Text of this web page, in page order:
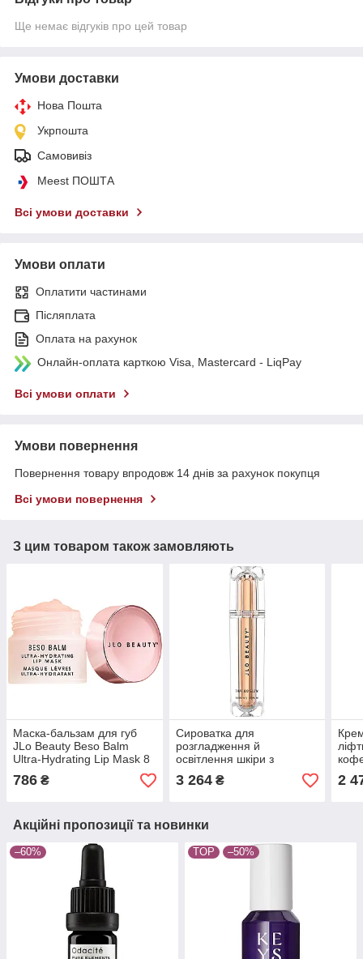
Ще немає відгуків про цей товар
Умови доставки
Нова Пошта
Укрпошта
Самовивіз
Meest ПОШТА
Всі умови доставки
Умови оплати
Оплатити частинами
Післяплата
Оплата на рахунок
Онлайн-оплата карткою Visa, Mastercard - LiqPay
Всі умови оплати
Умови повернення
Повернення товару впродовж 14 днів за рахунок покупця
Всі умови повернення
З цим товаром також замовляють
Маска-бальзам для губ
JLo Beauty Beso Balm
Ultra-Hydrating Lip Mask 8
мл
786 ₴
Сироватка для
розгладження й
освітлення шкіри з
ніацинамідом JLo Beauty
That Jlo Glow Serum без
3 264₴ 2
Акційні пропозиції та новинки
–60% TOP –50%